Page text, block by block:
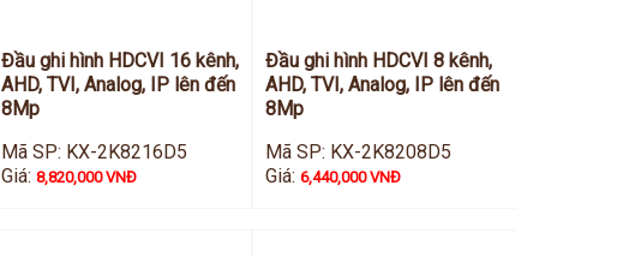
Đầu ghi hình HDCVI 16 kênh,
AHD, TVI, Analog, IP lên đến
8Mp
Mã SP: KX-2K8216D5
Giá:8,820,000 VNĐ
Đầu ghi hình HDCVI 8 kênh,
AHD, TVI, Analog, IP lên đến
8Mp
Mã SP: KX-2K8208D5
Giá:6,440,000 VNĐ